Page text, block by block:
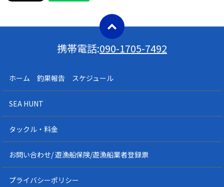
携帯電話:090-1705-7492
ホーム 釣果報告 スケジュール
SEA HUNT
タックル・料金
お問い合わせ/ 遊漁船保険/遊漁船業者登録票
プライバシーポリシー